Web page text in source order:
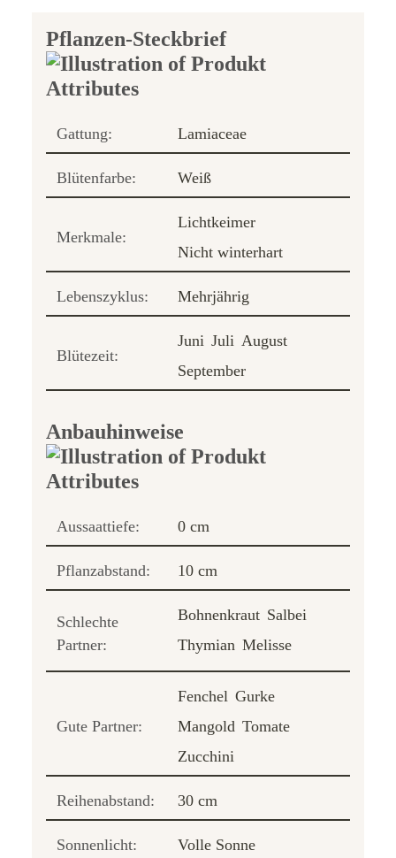
Pflanzen-Steckbrief
Gattung: Lamiaceae
Blütenfarbe: Weiß
Merkmale:
Lichtkeimer
Nicht winterhart
Lebenszyklus: Mehrjährig
Blütezeit:
Juni Juli August
September
Anbauhinweise
Aussaattiefe: 0 cm
Pflanzabstand: 10 cm
Schlechte
Partner:
Bohnenkraut Salbei
Thymian Melisse
Gute Partner:
Fenchel Gurke
Mangold Tomate
Zucchini
Reihenabstand: 30 cm
Sonnenlicht: Volle Sonne